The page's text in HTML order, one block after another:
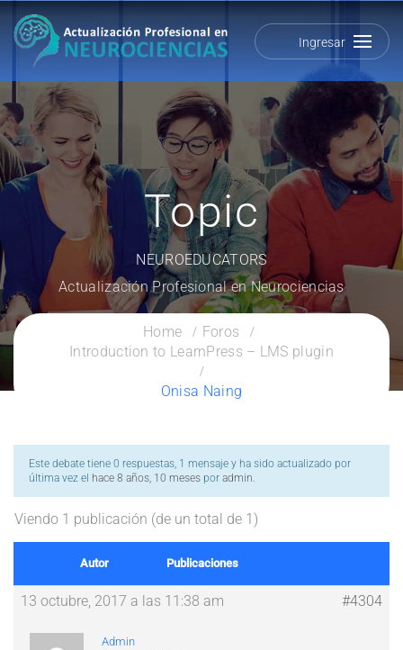
Ingresar
Topic
NEUROEDUCATORS
Actualización Profesional en Neurociencias
Home
Foros
Introduction to LearnPress – LMS plugin
Onisa Naing
Este debate tiene 0 respuestas, 1 mensaje y ha sido actualizado por
última vez el hace 8 años, 10 meses por admin.
Viendo 1 publicación (de un total de 1)
Autor Publicaciones
13 octubre, 2017 a las 11:38 am #4304
Admin